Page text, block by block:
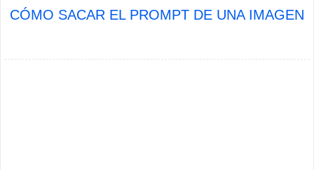
CÓMO SACAR EL PROMPT DE UNA IMAGEN